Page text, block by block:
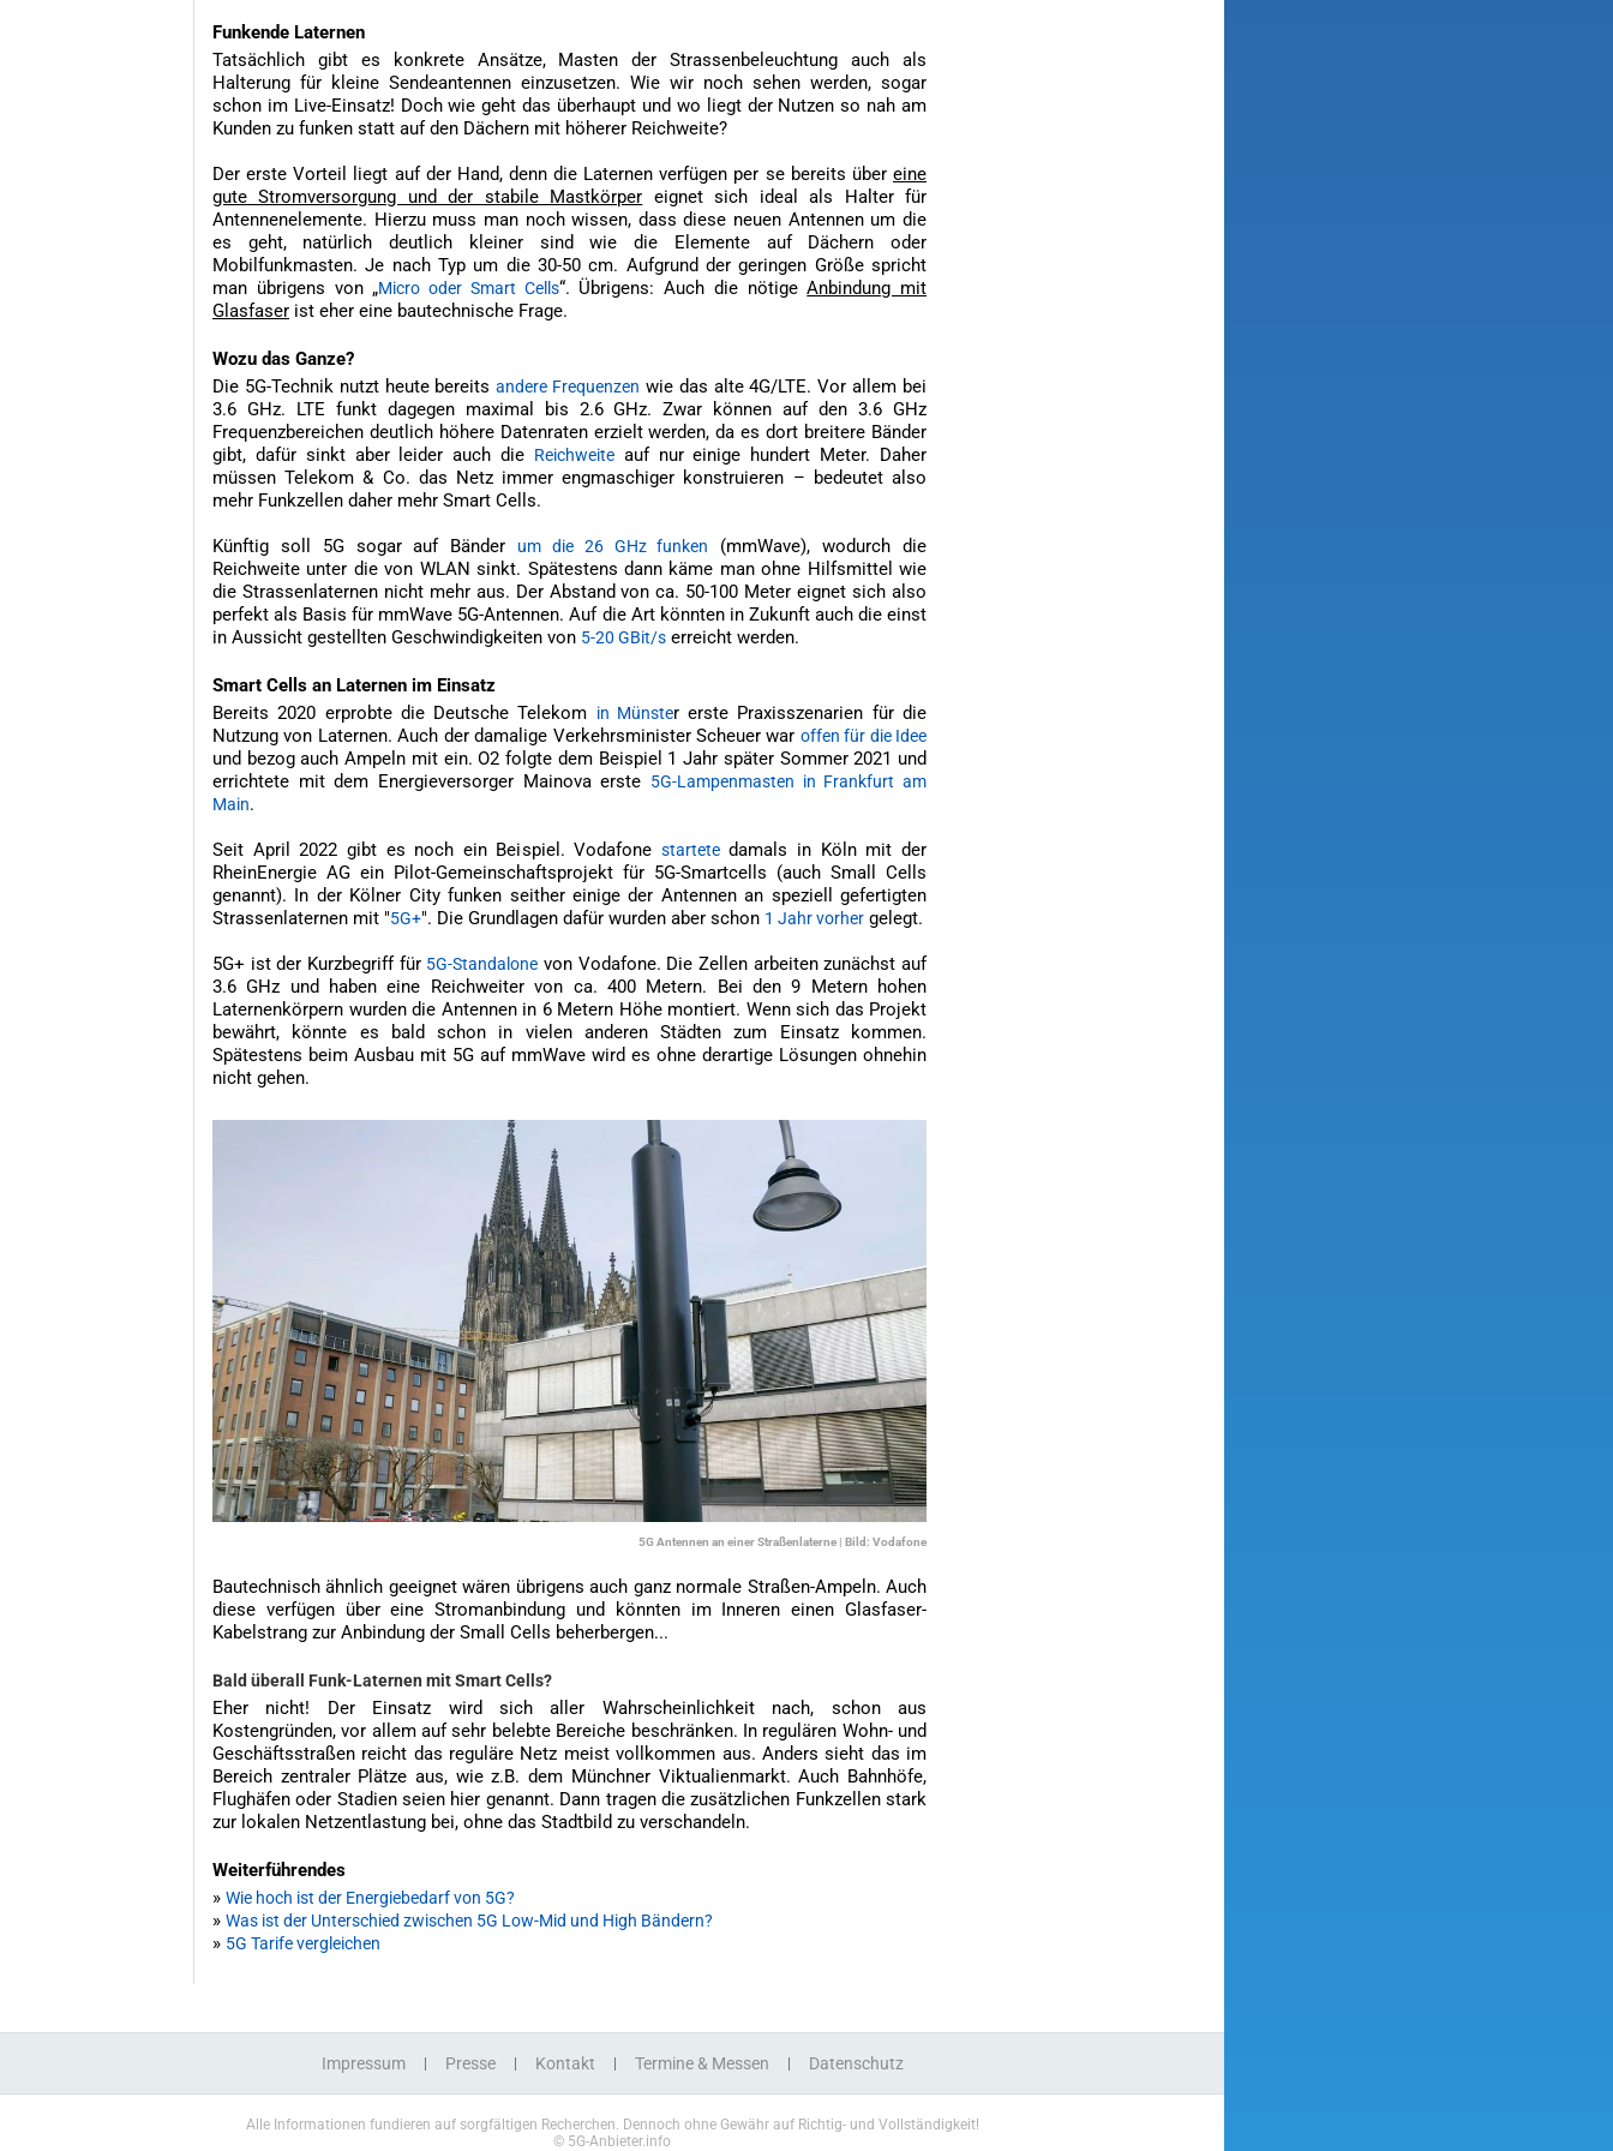
Funkende Laternen
Tatsächlich gibt es konkrete Ansätze, Masten der Strassenbeleuchtung auch als
Halterung für kleine Sendeantennen einzusetzen. Wie wir noch sehen werden, sogar
schon im Live-Einsatz! Doch wie geht das überhaupt und wo liegt der Nutzen so nah am
Kunden zu funken statt auf den Dächern mit höherer Reichweite?
Der erste Vorteil liegt auf der Hand, denn die Laternen verfügen per se bereits über eine
gute Stromversorgung und der stabile Mastkörper eignet sich ideal als Halter für
Antennenelemente. Hierzu muss man noch wissen, dass diese neuen Antennen um die
es geht, natürlich deutlich kleiner sind wie die Elemente auf Dächern oder
Mobilfunkmasten. Je nach Typ um die 30-50 cm. Aufgrund der geringen Größe spricht
man übrigens von „Micro oder Smart Cells“. Übrigens: Auch die nötigeAnbindung mit
Glasfaser ist eher eine bautechnische Frage.
Wozu das Ganze?
Die 5G-Technik nutzt heute bereitsandere Frequenzen wie das alte 4G/LTE. Vor allem bei
3.6 GHz. LTE funkt dagegen maximal bis 2.6 GHz. Zwar können auf den 3.6 GHz
Frequenzbereichen deutlich höhere Datenraten erzielt werden, da es dort breitere Bänder
gibt, dafür sinkt aber leider auch die Reichweiteauf nur einige hundert Meter. Daher
müssen Telekom & Co. das Netz immer engmaschiger konstruieren – bedeutet also
mehr Funkzellen daher mehr Smart Cells.
Künftig soll 5G sogar auf Bänder um die 26 GHz funken
(mmWave), wodurch die
Reichweite unter die von WLAN sinkt. Spätestens dann käme man ohne Hilfsmittel wie
die Strassenlaternen nicht mehr aus. Der Abstand von ca. 50-100 Meter eignet sich also
perfekt als Basis für mmWave 5G-Antennen. Auf die Art könnten in Zukunft auch die einst
in Aussicht gestellten Geschwindigkeiten von 5-20 GBit/s erreicht werden.
Smart Cells an Laternen im Einsatz
Bereits 2020 erprobte die Deutsche Telekom in Münster erste Praxisszenarien für die
Nutzung von Laternen. Auch der damalige Verkehrsminister Scheuer war offen für die Idee
und bezog auch Ampeln mit ein. O2 folgte dem Beispiel 1 Jahr später Sommer 2021 und
errichtete mit dem Energieversorger Mainova erste 5G-Lampenmasten in Frankfurt am
Main.
Seit April 2022 gibt es noch ein Beispiel. Vodafone startetedamals in Köln mit der
RheinEnergie AG ein Pilot-Gemeinschaftsprojekt für 5G-Smartcells (auch Small Cells
genannt). In der Kölner City funken seither einige der Antennen an speziell gefertigten
Strassenlaternen mit "5G+". Die Grundlagen dafür wurden aber schon 1 Jahr vorher gelegt.
5G+ ist der Kurzbegriff für 5G-Standalone von Vodafone. Die Zellen arbeiten zunächst auf
3.6 GHz und haben eine Reichweiter von ca. 400 Metern. Bei den 9 Metern hohen
Laternenkörpern wurden die Antennen in 6 Metern Höhe montiert. Wenn sich das Projekt
bewährt, könnte es bald schon in vielen anderen Städten zum Einsatz kommen.
Spätestens beim Ausbau mit 5G auf mmWave wird es ohne derartige Lösungen ohnehin
nicht gehen.
5G Antennen an einer Straßenlaterne | Bild: Vodafone
Bautechnisch ähnlich geeignet wären übrigens auch ganz normale Straßen-Ampeln. Auch
diese verfügen über eine Stromanbindung und könnten im Inneren einen Glasfaser-
Kabelstrang zur Anbindung der Small Cells beherbergen...
Bald überall Funk-Laternen mit Smart Cells?
Eher nicht! Der Einsatz wird sich aller Wahrscheinlichkeit nach, schon aus
Kostengründen, vor allem auf sehr belebte Bereiche beschränken. In regulären Wohn- und
Geschäftsstraßen reicht das reguläre Netz meist vollkommen aus. Anders sieht das im
Bereich zentraler Plätze aus, wie z.B. dem Münchner Viktualienmarkt. Auch Bahnhöfe,
Flughäfen oder Stadien seien hier genannt. Dann tragen die zusätzlichen Funkzellen stark
zur lokalen Netzentlastung bei, ohne das Stadtbild zu verschandeln.
Weiterführendes
» Wie hoch ist der Energiebedarf von 5G?
» Was ist der Unterschied zwischen 5G Low-Mid und High Bändern?
» 5G Tarife vergleichen
Impressum Presse Kontakt Termine & Messen Datenschutz
Alle Informationen fundieren auf sorgfältigen Recherchen. Dennoch ohne Gewähr auf Richtig- und Vollständigkeit!
© 5G-Anbieter.info